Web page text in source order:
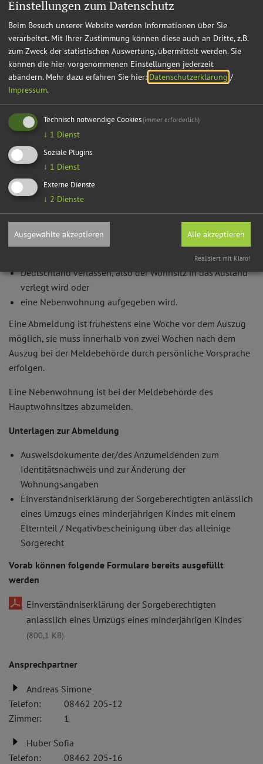
anlässlich eines Umzugs eines minderjährigen Kindes
Abmeldung
Die Abmeldung einer Wohnung ist erforderlich, wenn
Deutschland verlassen, also der Wohnsitz in das Ausland
verlegt wird oder
eine Nebenwohnung aufgegeben wird.
Eine Abmeldung ist frühestens eine Woche vor dem Auszug
möglich, sie muss innerhalb von zwei Wochen nach dem
Auszug bei der Meldebehörde durch persönliche Vorsprache
erfolgen.
Eine Nebenwohnung ist bei der Meldebehörde des
Hauptwohnsitzes abzumelden.
Unterlagen zur Abmeldung
Ausweisdokumente der/des Anzumeldenden zum
Identitätsnachweis und zur Änderung der
Wohnungsangaben
Einverständniserklärung der Sorgeberechtigten anlässlich
eines Umzugs eines minderjährigen Kindes mit einem
Elternteil / Negativbescheinigung über das alleinige
Sorgerecht
Vorab können folgende Formulare bereits ausgefüllt
werden
Einverständniserklärung der Sorgeberechtigten
anlässlich eines Umzugs eines minderjährigen Kindes
(800,1 KB)
Ansprechpartner
Andreas Simone
Telefon:
08462 205-12
Zimmer:
1
Huber Sofia
Telefon:
08462 205-16
Einstellungen zum Datenschutz
Beim Besuch unserer Website werden Informationen über Sie
verarbeitet. Mit Ihrer Zustimmung können diese auch an Dritte, z.B.
zum Zweck der statistischen Auswertung, übermittelt werden. Sie
können die hier vorgenommenen Einstellungen jederzeit
abändern. Mehr dazu erfahren Sie hier: Datenschutzerklärung /
Impressum.
Technisch notwendige Cookies(immer erforderlich)
↓ 1 Dienst
Soziale Plugins
↓ 1 Dienst
Externe Dienste
↓ 2 Dienste
Ausgewählte akzeptieren Alle akzeptieren
Realisiert mit Klaro!